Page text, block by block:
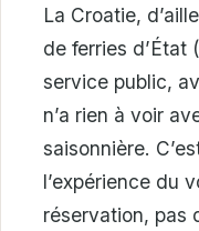
La Croatie,
de ferries d’État
service public,
n’a rien à voir
saisonnière.
l’expérience du
réservation, pas